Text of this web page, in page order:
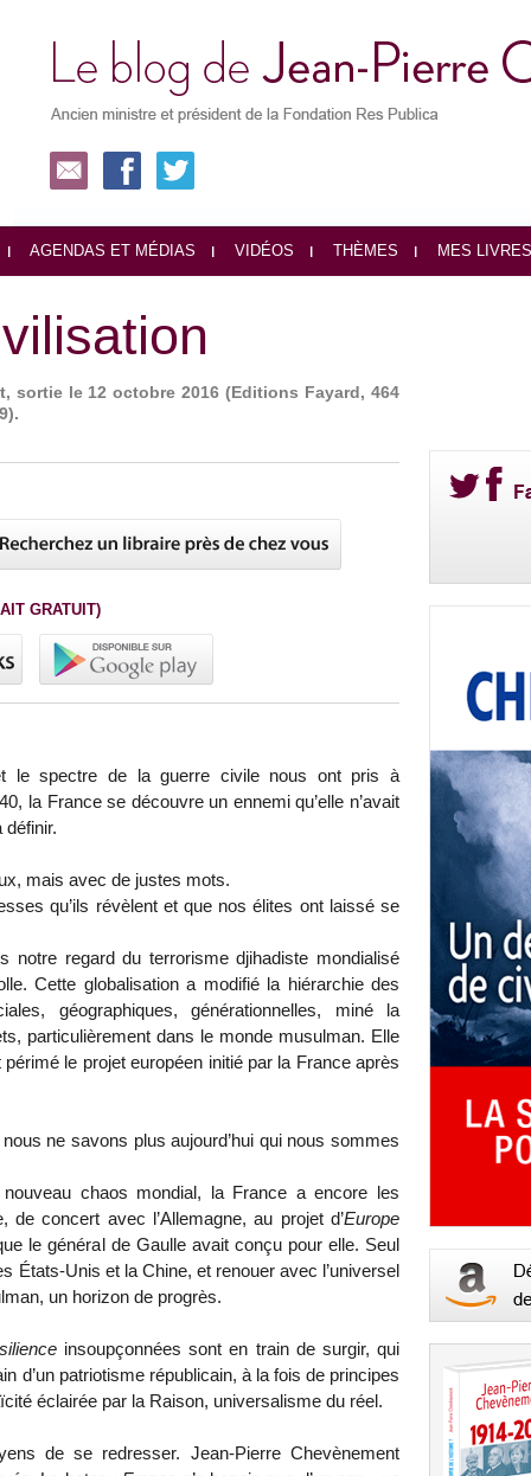
AGENDAS ET MÉDIAS VIDÉOS THÈMES MES LIVRES
sortie le 12 octobre 2016 (Editions Fayard, 464
GRATUIT)
le spectre de la guerre civile nous ont pris à
la France se découvre un ennemi qu’elle n’avait
définir.
mais avec de justes mots.
qu’ils révèlent et que nos élites ont laissé se
notre regard du terrorisme djihadiste mondialisé
Cette globalisation a modifié la hiérarchie des
géographiques, générationnelles, miné la
particulièrement dans le monde musulman. Elle
le projet européen initié par la France après
ne savons plus aujourd’hui qui nous sommes
chaos mondial, la France a encore les
concert avec l’Allemagne, au projet d’Europe
le général de Gaulle avait conçu pour elle. Seul
États-Unis et la Chine, et renouer avec l’universel
un horizon de progrès.
insoupçonnées sont en train de surgir, qui
d’un patriotisme républicain, à la fois de principes
éclairée par la Raison, universalisme du réel.
de se redresser. Jean-Pierre Chevènement